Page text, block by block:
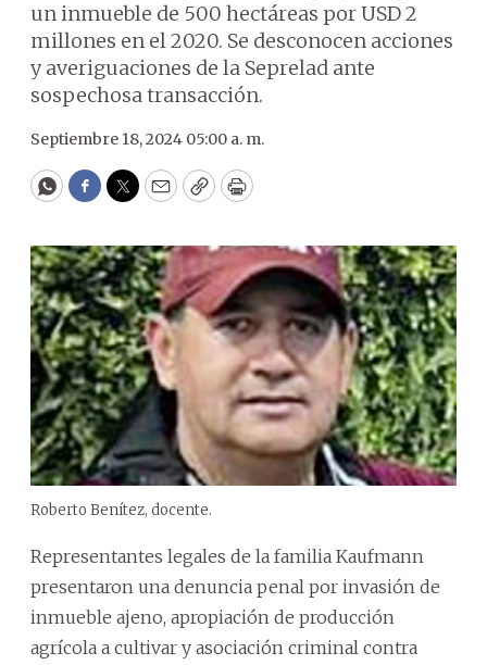
un inmueble de 500 hectáreas por USD 2
millones en el 2020. Se desconocen acciones
y averiguaciones de la Seprelad ante
sospechosa transacción.
Septiembre 18, 2024 05:00 a. m.
WhatsApp
Facebook
Twitter
EmailCopyPrint
Roberto Benítez, docente.
Representantes legales de la familia Kaufmann
presentaron una denuncia penal por invasión de
inmueble ajeno, apropiación de producción
agrícola a cultivar y asociación criminal contra